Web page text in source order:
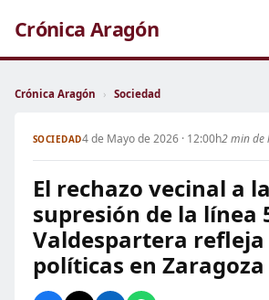
Crónica Aragón
Crónica Aragón › Sociedad
SOCIEDAD4 de Mayo de 2026 · 12:00h2 min de
El rechazo vecinal a la
supresión de la línea
Valdespartera
políticas en Zaragoza